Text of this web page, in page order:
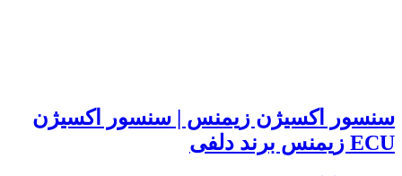
سنسور اکسیژن زیمنس | سنسور اکسیژن
ECU زیمنس برند دلفی